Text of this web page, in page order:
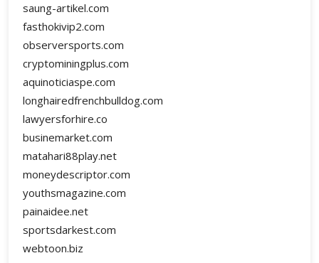
saung-artikel.com
fasthokivip2.com
observersports.com
cryptominingplus.com
aquinoticiaspe.com
longhairedfrenchbulldog.com
lawyersforhire.co
businemarket.com
matahari88play.net
moneydescriptor.com
youthsmagazine.com
painaidee.net
sportsdarkest.com
webtoon.biz